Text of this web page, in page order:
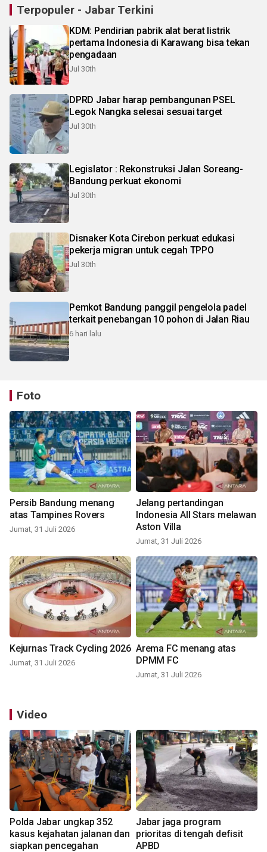
Terpopuler - Jabar Terkini
KDM: Pendirian pabrik alat berat listrik
pertama Indonesia di Karawang bisa tekan
pengadaan
Jul 30th
DPRD Jabar harap pembangunan PSEL
Legok Nangka selesai sesuai target
Jul 30th
Legislator : Rekonstruksi Jalan Soreang-
Bandung perkuat ekonomi
Jul 30th
Disnaker Kota Cirebon perkuat edukasi
pekerja migran untuk cegah TPPO
Jul 30th
Pemkot Bandung panggil pengelola padel
terkait penebangan 10 pohon di Jalan Riau
6 hari lalu
Foto
Persib Bandung menang
atas Tampines Rovers
Jumat, 31 Juli 2026
Jelang pertandingan
Indonesia All Stars melawan
Aston Villa
Jumat, 31 Juli 2026
Kejurnas Track Cycling 2026
Jumat, 31 Juli 2026
Arema FC menang atas
DPMM FC
Jumat, 31 Juli 2026
Video
Polda Jabar ungkap 352
kasus kejahatan jalanan dan
siapkan pencegahan
Jabar jaga program
prioritas di tengah defisit
APBD